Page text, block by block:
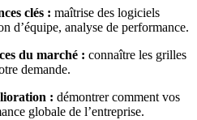
clés : maîtrise des logiciels
d’équipe, analyse de performance.
du marché : connaître les grilles
demande.
: démontrer comment vos
globale de l’entreprise.